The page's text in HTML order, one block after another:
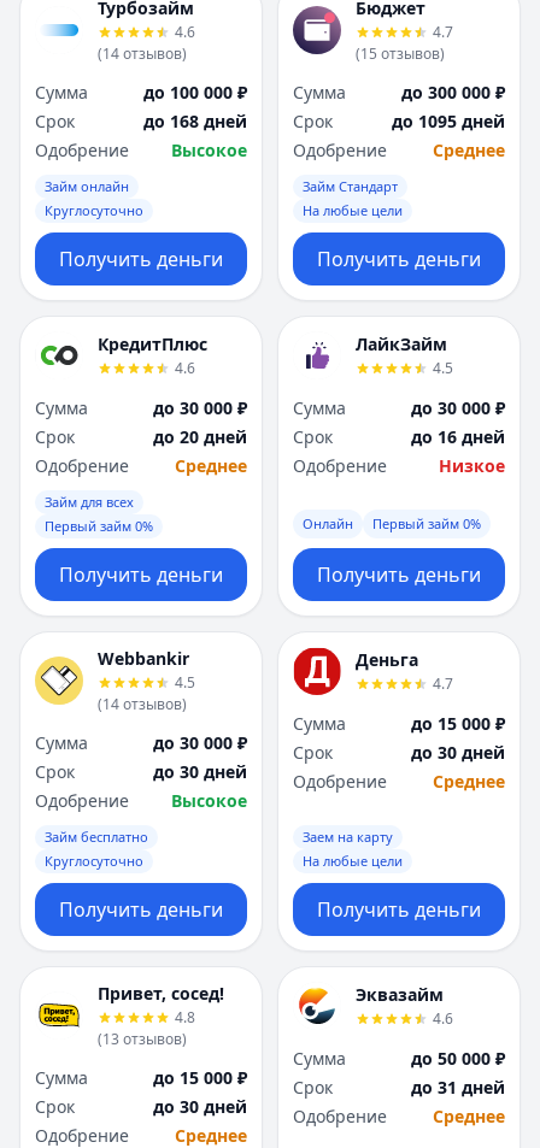
Турбозайм
4.6
(14отзывов)
Сумма
до 100 000 ₽
Срок
до 168 дней
Одобрение
Высокое
Займ онлайн
Круглосуточно
Получить деньги
Бюджет
4.7
(15 отзывов)
Сумма
до 300 000 ₽
Срок
до 1095 дней
Одобрение
Среднее
Займ Стандарт
На любые цели
Получить деньги
КредитПлюс
4.6
Сумма
до 30 000 ₽
Срок
до 20 дней
Одобрение
Среднее
Займ для всех
Первый займ 0%
Получить деньги
ЛайкЗайм
4.5
Сумма
до 30 000 ₽
Срок
до 16 дней
Одобрение
Низкое
Онлайн Первый займ 0%
Получить деньги
Webbankir
4.5
(14отзывов)
Сумма
до 30 000 ₽
Срок
до 30 дней
Одобрение
Высокое
Займ бесплатно
Круглосуточно
Получить деньги
Деньга
4.7
Сумма
до 15 000 ₽
Срок
до 30 дней
Одобрение
Среднее
Заем на карту
На любые цели
Получить деньги
Привет, сосед!
4.8
(13 отзывов)
Сумма
до 15 000 ₽
Срок
до 30 дней
Одобрение
Среднее
Эквазайм
4.6
Сумма
до 50 000 ₽
Срок
до 31 дней
Одобрение
Среднее